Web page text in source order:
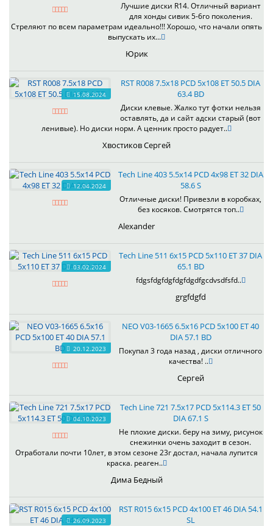
Лучшие диски R14. Отличный вариант
для хонды сивик 5-6го поколения.
Стреляют по всем параметрам идеально!!! Хорошо, что начали опять
выпускать их...
Юрик
15.08.2024
RST R008 7.5x18 PCD 5x108 ET 50.5 DIA
63.4 BD
Диски клевые. Жалко тут фотки нельзя
оставлять, да и сайт адски старый (вот
ленивые). Но диски норм. А ценник просто радует..
Хвостиков Сергей
12.04.2024
Tech Line 403 5.5x14 PCD 4x98 ET 32 DIA
58.6 S
Отличные диски! Привезли в коробках,
без косяков. Смотрятся топ..
Alexander
03.02.2024
Tech Line 511 6x15 PCD 5x110 ET 37 DIA
65.1 BD
fdgsfdgfdgfdgfdgdfgcdvsdfsfd..
grgfdgfd
20.12.2023
NEO V03-1665 6.5x16 PCD 5x100 ET 40
DIA 57.1 BD
Покупал 3 года назад , диски отличного
качества! ..
Сергей
04.10.2023
Tech Line 721 7.5x17 PCD 5x114.3 ET 50
DIA 67.1 S
Не плохие диски. беру на зиму, рисунок
снежинки очень заходит в сезон.
Отработали почти 10лет, в этом сезоне 23г достал, начала лупится
краска. реаген..
Дима Бедный
26.09.2023
RST R015 6x15 PCD 4x100 ET 46 DIA 54.1
SL